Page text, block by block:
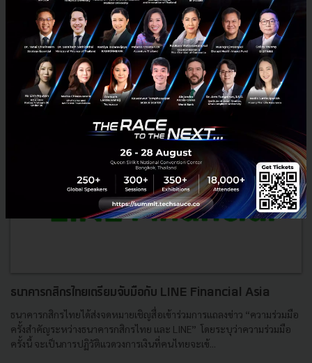
ธันวาคม 10, 2018| By
Saral
News SCB 2019 Digital Banking ธนาคารไทยพาณิชย์
ธนาคารกสิกรไทยเตรียมจับมือกับ LINE Financial Asia
ธนาคารกสิกรไทยได้ส่งจดหมายเชิญสื่อเข้าร่วมการแถลงข่าว “ความร่วมมือ
ครั้งสำคัญระหว่างธนาคารกสิกรไทย และ LINE” โดยระบุว่าความร่วมมือ
ครั้งนี้ จะเป็นการปฏิวัติแวดวงการเงินที่คนไทยจะเข้...